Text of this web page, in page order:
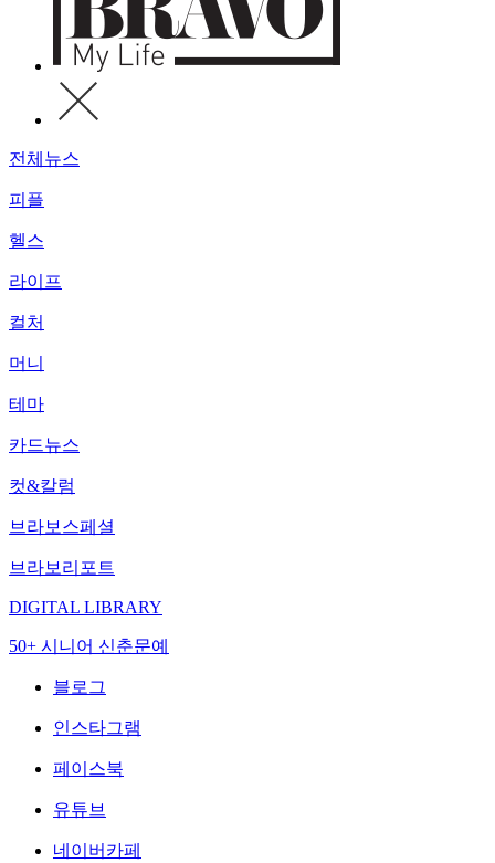
전체뉴스
피플
헬스
라이프
컬처
머니
테마
카드뉴스
컷&칼럼
브라보스페셜
브라보리포트
DIGITAL LIBRARY
50+ 시니어 신춘문예
블로그
인스타그램
페이스북
유튜브
네이버카페